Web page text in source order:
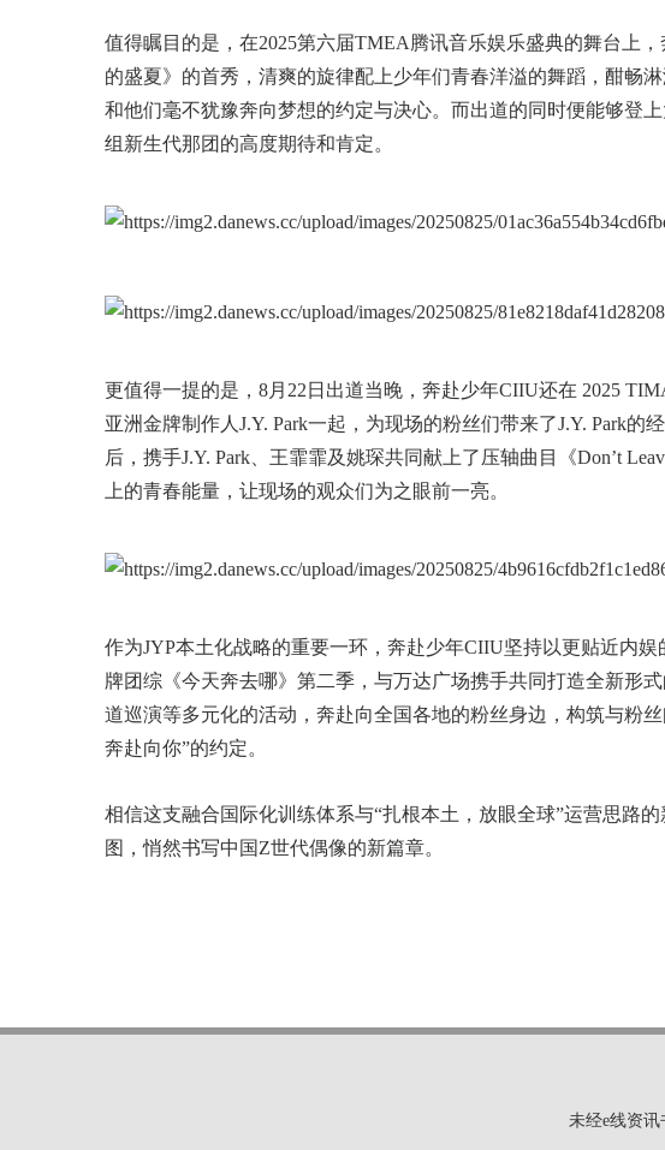
值得瞩目的是，在2025第六届TMEA腾讯音乐娱乐盛典的舞台上
的盛夏》的首秀，清爽的旋律配上少年们青春洋溢的舞蹈，酣畅
和他们毫不犹豫奔向梦想的约定与决心。而出道的同时便能够登
组新生代那团的高度期待和肯定。
更值得一提的是，8月22日出道当晚，奔赴少年CIIU还在 2025
亚洲金牌制作人J.Y. Park一起，为现场的粉丝们带来了J.Y. Park
后，携手J.Y. Park、王霏霏及姚琛共同献上了压轴曲目《Don’t
上的青春能量，让现场的观众们为之眼前一亮。
作为JYP本土化战略的重要一环，奔赴少年CIIU坚持以更贴近内
牌团综《今天奔去哪》第二季，与万达广场携手共同打造全新形
道巡演等多元化的活动，奔赴向全国各地的粉丝身边，构筑与粉
奔赴向你”的约定。
相信这支融合国际化训练体系与“扎根本土，放眼全球”运营思路
图，悄然书写中国Z世代偶像的新篇章。
未经e线资